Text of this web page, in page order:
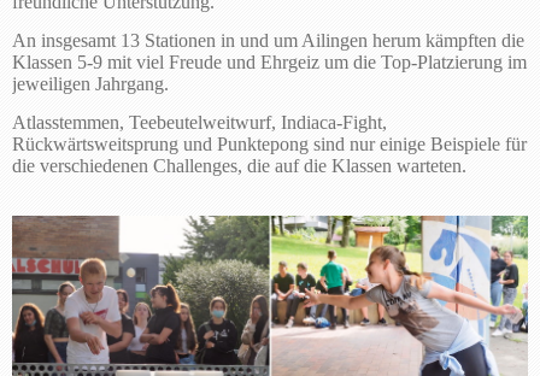
An insgesamt 13 Stationen in und um Ailingen herum kämpften die
Klassen 5-9 mit viel Freude und Ehrgeiz um die Top-Platzierung im
jeweiligen Jahrgang.
Atlasstemmen, Teebeutelweitwurf, Indiaca-Fight,
Rückwärtsweitsprung und Punktepong sind nur einige Beispiele für
die verschiedenen Challenges, die auf die Klassen warteten.